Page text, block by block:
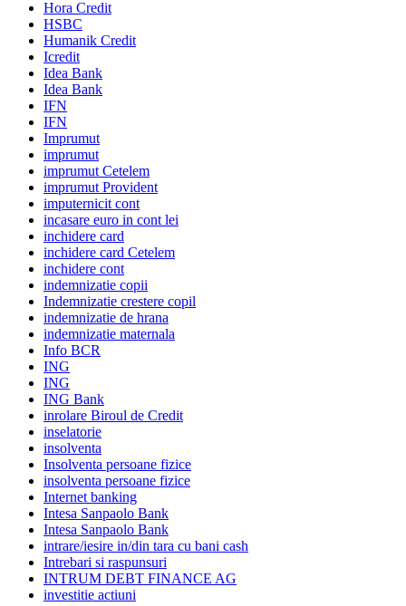
Hora Credit
HSBC
Humanik Credit
Icredit
Idea Bank
Idea Bank
IFN
IFN
Imprumut
imprumut
imprumut Cetelem
imprumut Provident
imputernicit cont
incasare euro in cont lei
inchidere card
inchidere card Cetelem
inchidere cont
indemnizatie copii
Indemnizatie crestere copil
indemnizatie de hrana
indemnizatie maternala
Info BCR
ING
ING
ING Bank
inrolare Biroul de Credit
inselatorie
insolventa
Insolventa persoane fizice
insolventa persoane fizice
Internet banking
Intesa Sanpaolo Bank
Intesa Sanpaolo Bank
intrare/iesire in/din tara cu bani cash
Intrebari si raspunsuri
INTRUM DEBT FINANCE AG
investitie actiuni